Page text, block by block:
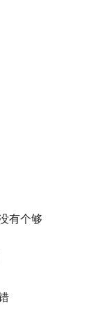
有个够